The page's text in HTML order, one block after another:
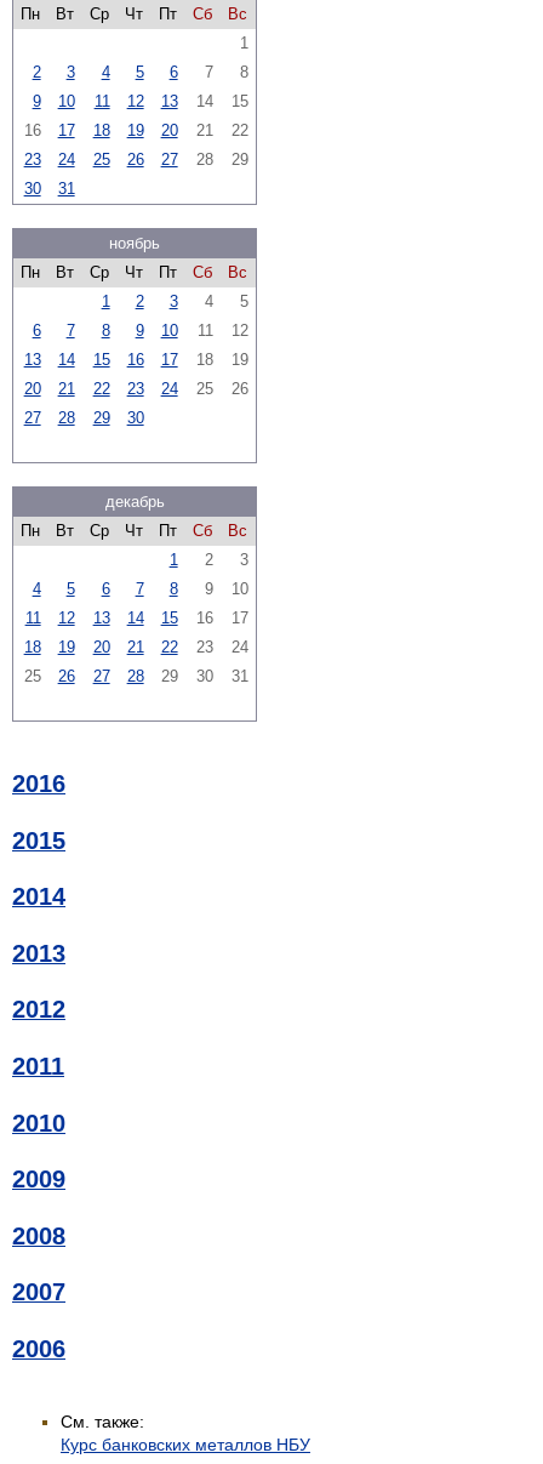
Пн Вт Ср Чт Пт Сб
Вс
1
2
3 4 5 6 7
8
9
10 11 12 13 14
15
16
17 18 19 20 21
22
23
24 25 26 27 28
29
30
31
ноябрь
Пн
Вт Ср Чт Пт Сб
Вс
1
2 3 4
5
6
7 8 9 10 11
12
13
14 15 16 17 18
19
20
21 22 23 24 25
26
27
28 29 30
декабрь
Пн
Вт Ср Чт Пт Сб
Вс
1
2
3
4
5 6 7 8 9
10
11
12 13 14 15 16
17
18
19 20 21 22 23
24
25
26 27 28 29 30 31
2016
2015
2014
2013
2012
2011
2010
2009
2008
2007
2006
См. также:
Курс банковских металлов НБУ